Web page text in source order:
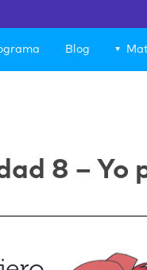
Blog
8 – Yo